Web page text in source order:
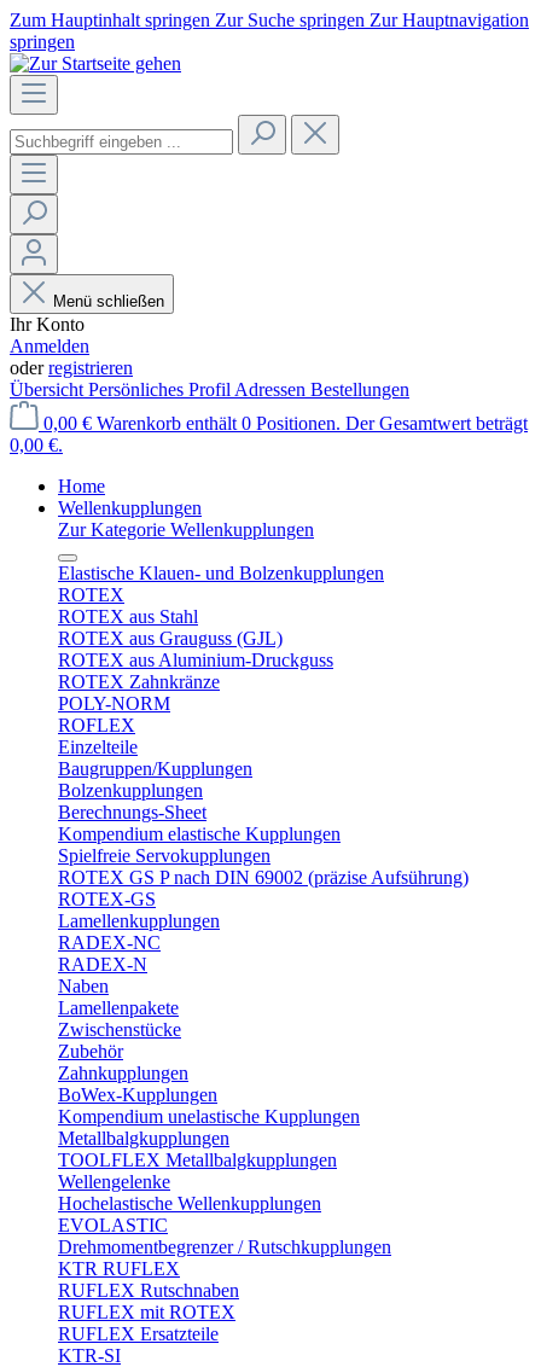
Zum Hauptinhalt springen Zur Suche springen Zur Hauptnavigation
springen
Menü schließen
Ihr Konto
Anmelden
oderregistrieren
Übersicht Persönliches Profil Adressen Bestellungen
0,00 € Warenkorb enthält 0 Positionen. Der Gesamtwert beträgt
0,00 €.
Home
Wellenkupplungen
Zur Kategorie Wellenkupplungen
Elastische Klauen- und Bolzenkupplungen
ROTEX
ROTEX aus Stahl
ROTEX aus Grauguss (GJL)
ROTEX aus Aluminium-Druckguss
ROTEX Zahnkränze
POLY-NORM
ROFLEX
Einzelteile
Baugruppen/Kupplungen
Bolzenkupplungen
Berechnungs-Sheet
Kompendium elastische Kupplungen
Spielfreie Servokupplungen
ROTEX GS P nach DIN 69002 (präzise Aufsührung)
ROTEX-GS
Lamellenkupplungen
RADEX-NC
RADEX-N
Naben
Lamellenpakete
Zwischenstücke
Zubehör
Zahnkupplungen
BoWex-Kupplungen
Kompendium unelastische Kupplungen
Metallbalgkupplungen
TOOLFLEX Metallbalgkupplungen
Wellengelenke
Hochelastische Wellenkupplungen
EVOLASTIC
Drehmomentbegrenzer / Rutschkupplungen
KTR RUFLEX
RUFLEX Rutschnaben
RUFLEX mit ROTEX
RUFLEX Ersatzteile
KTR-SI